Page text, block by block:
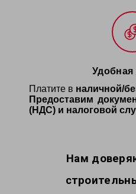
Удобная
Платите в наличной/
Предоставим
(НДС) и налоговой
Нам